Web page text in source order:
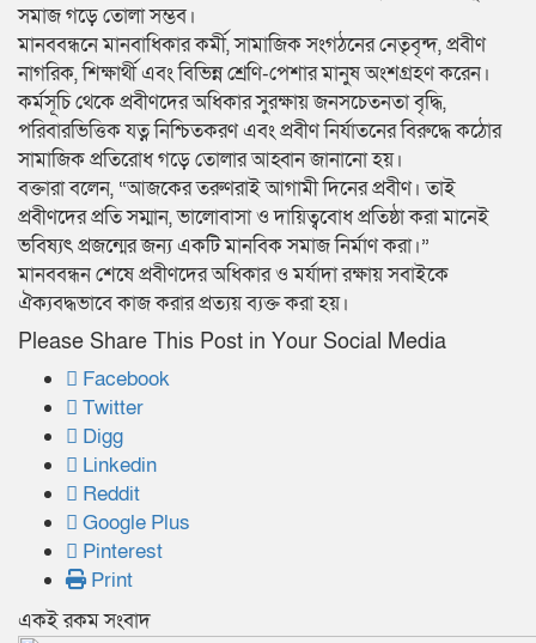
সমাজ গড়ে তোলা সম্ভব।
মানববন্ধনে মানবাধিকার কর্মী, সামাজিক সংগঠনের নেতৃবৃন্দ, প্রবীণ
নাগরিক, শিক্ষার্থী এবং বিভিন্ন শ্রেণি-পেশার মানুষ অংশগ্রহণ করেন।
কর্মসূচি থেকে প্রবীণদের অধিকার সুরক্ষায় জনসচেতনতা বৃদ্ধি,
পরিবারভিত্তিক যত্ন নিশ্চিতকরণ এবং প্রবীণ নির্যাতনের বিরুদ্ধে কঠোর
সামাজিক প্রতিরোধ গড়ে তোলার আহ্বান জানানো হয়।
বক্তারা বলেন, “আজকের তরুণরাই আগামী দিনের প্রবীণ। তাই
প্রবীণদের প্রতি সম্মান, ভালোবাসা ও দায়িত্ববোধ প্রতিষ্ঠা করা মানেই
ভবিষ্যৎ প্রজন্মের জন্য একটি মানবিক সমাজ নির্মাণ করা।”
মানববন্ধন শেষে প্রবীণদের অধিকার ও মর্যাদা রক্ষায় সবাইকে
ঐক্যবদ্ধভাবে কাজ করার প্রত্যয় ব্যক্ত করা হয়।
Please Share This Post in Your Social Media
Facebook
Twitter
Digg
Linkedin
Reddit
Google Plus
Pinterest
Print
একই রকম সংবাদ